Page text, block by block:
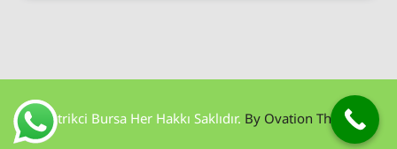
Elektrikci Bursa Her Hakkı Saklıdır. By Ovation Themes